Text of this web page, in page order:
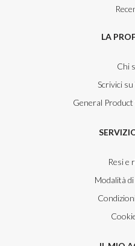
LA
Chi
Scrivici
General Product
Resi e
Modalità